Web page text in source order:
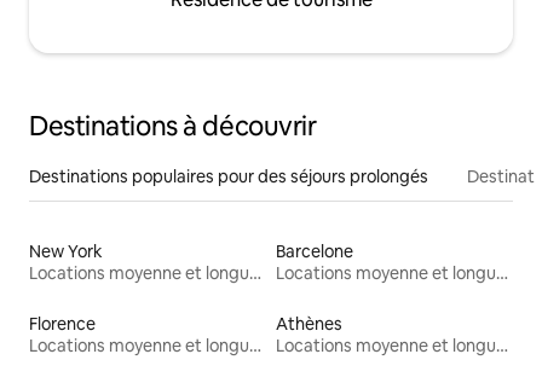
Destinations à découvrir
Destinations populaires pour des séjours prolongés
New York
Locations moyenne et longue durée
Barcelone
Locations moyenne et longue durée
Florence
Locations moyenne et longue durée
Athènes
Locations moyenne et longue durée